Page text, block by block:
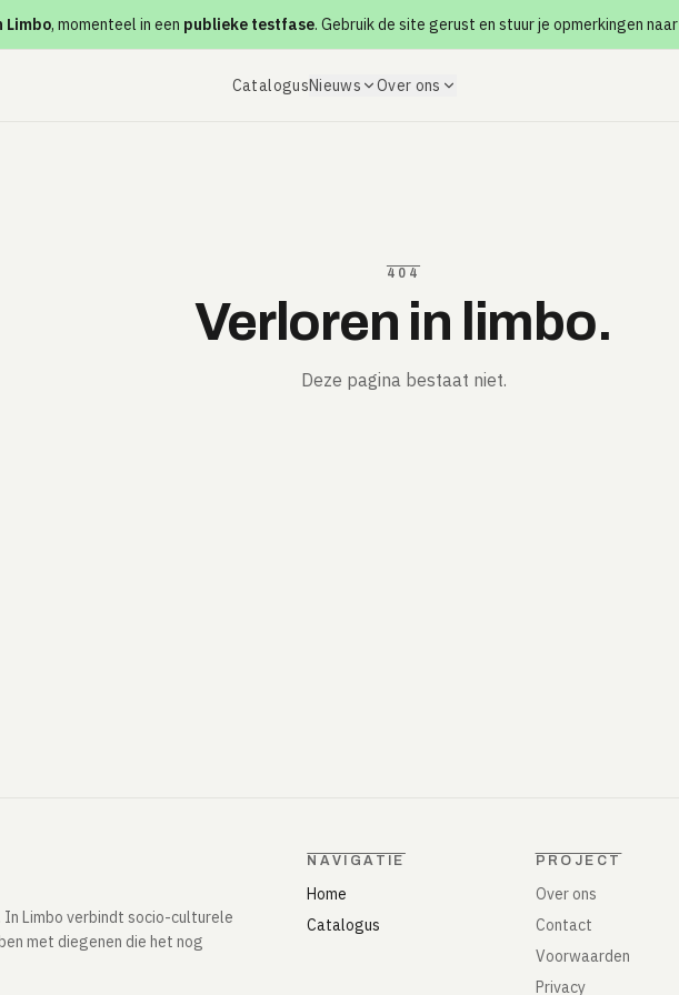
Limbo, momenteel in een publieke testfase. Gebruik de site gerust en stuur je opmerkingen naar
CatalogusNieuws Over ons
404
Verloren in limbo.
Deze pagina bestaat niet.
Limbo verbindt socio-culturele
met diegenen die het nog
NAVIGATIE
Home
Catalogus
PROJECT
Over ons
Contact
Voorwaarden
Privacy